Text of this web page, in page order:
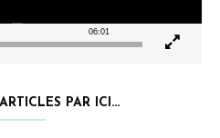
06:01
PAR ICI…